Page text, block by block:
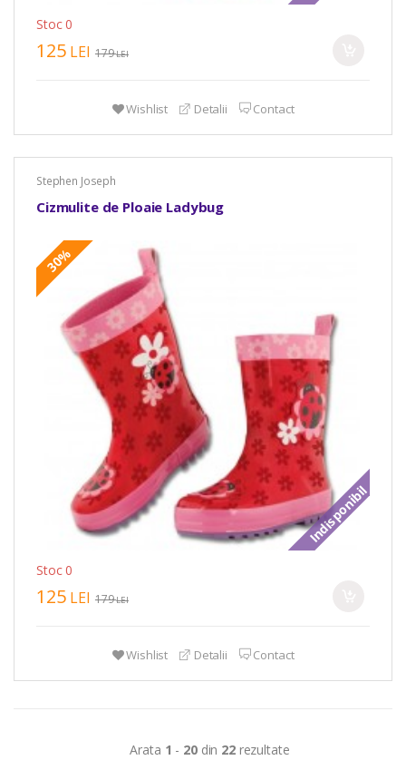
Stoc 0
125 LEI 179LEI
Wishlist Detalii Contact
Stephen Joseph
Cizmulite de Ploaie Ladybug
30%
Indisponibil
Stoc 0
125 LEI 179LEI
Wishlist Detalii Contact
Arata 1 - 20din 22rezultate